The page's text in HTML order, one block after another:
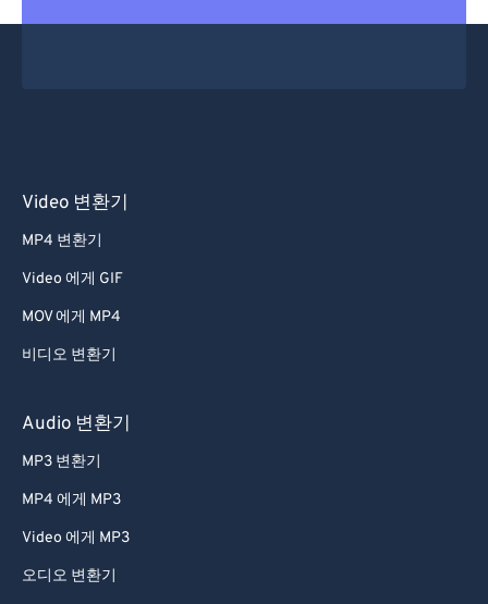
Video 변환기
MP4 변환기
Video 에게 GIF
MOV 에게 MP4
비디오 변환기
Audio 변환기
MP3 변환기
MP4 에게 MP3
Video 에게 MP3
오디오 변환기